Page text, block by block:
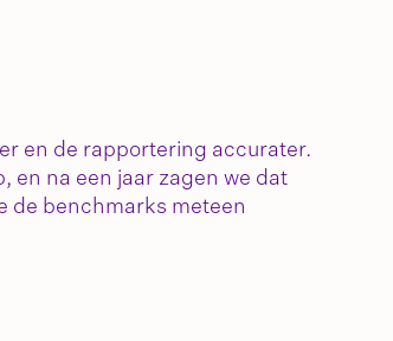
en de rapportering accurater.
en na een jaar zagen we dat
de benchmarks meteen